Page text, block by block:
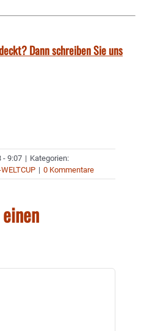
Dann schreiben Sie uns
- 9:07 | Kategorien:
| 0 Kommentare